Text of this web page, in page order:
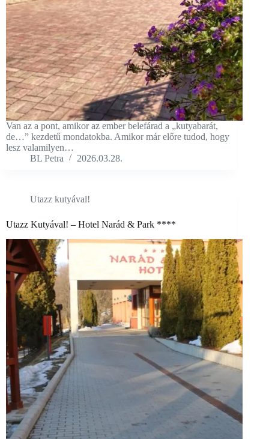
Van az a pont, amikor az ember belefárad a „kutyabarát,
de…” kezdetű mondatokba. Amikor már előre tudod, hogy
lesz valamilyen…
BL Petra
2026.03.28.
Utazz kutyával!
Utazz Kutyával! – Hotel Narád & Park ****